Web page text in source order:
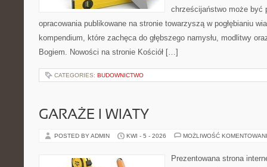
chrześcijaństwo może być
opracowania publikowane na stronie towarzyszą w pogłębianiu
kompendium, które zachęca do głębszego namysłu, modlitwy
Bogiem. Nowości na stronie Kościół […]
CATEGORIES: BUDOWNICTWO
GARAŻE I WIATY
POSTED BY ADMIN KWI - 5 - 2026 MOŻLIWOŚĆ
Prezentowana strona